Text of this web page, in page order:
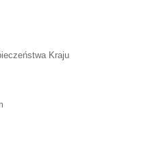
Kraju